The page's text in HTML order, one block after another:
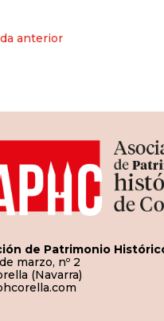
anterior
de Patrimonio
marzo, nº 2
(Navarra)